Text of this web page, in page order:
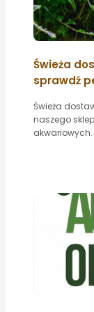
Świeża
sprawdź
Świeża
naszego
akwariowych.